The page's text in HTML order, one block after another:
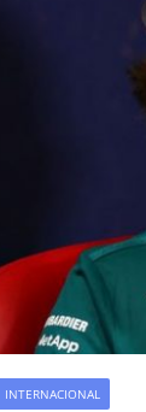
INTERNACIONAL